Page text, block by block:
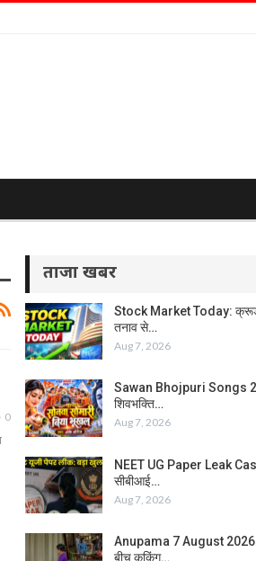
0
ताजा खबर
Stock Market Today:
तनाव से…
Aug 7, 2026
Sawan Bhojpuri Songs
शिवभक्ति…
Aug 7, 2026
NEET UG Paper Leak
सीबीआई…
Aug 7, 2026
Anupama 7 August 2026
बीच कुकिंग…